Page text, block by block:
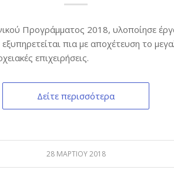
Προγράμματος 2018, υλοποίησε
πια με αποχέτευση το
επιχειρήσεις.
Δείτε περισσότερα
28 ΜΑΡΤΊΟΥ 2018